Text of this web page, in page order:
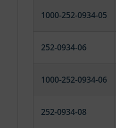
1000-252-0934-05
252-0934-06
1000-252-0934-06
252-0934-08